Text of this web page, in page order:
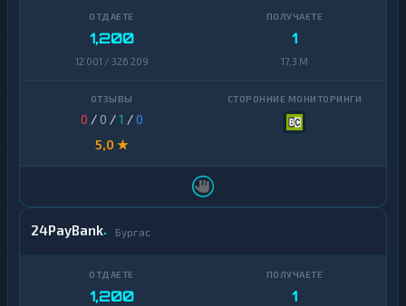
1,200
12 001 / 326 209
1
17,3 M
0 / 0 /1 /0
5,0 ★
24PayBank Бургас
1,200 1